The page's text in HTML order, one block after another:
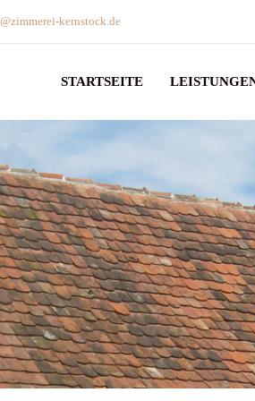
kernstock.de
STARTSEITE